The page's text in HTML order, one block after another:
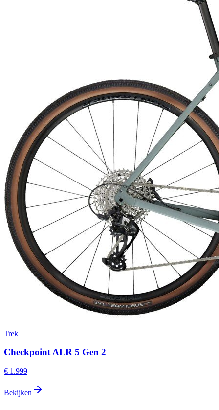
Trek
Checkpoint ALR 5 Gen 2
€ 1.999
Bekijken